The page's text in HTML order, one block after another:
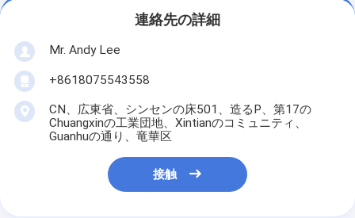
連絡先の詳細
Mr. Andy Lee
+8618075543558
CN、広東省、シンセンの床501、造るP、第17の
Chuangxinの工業団地、Xintianのコミュニティ、
Guanhuの通り、竜華区
接触